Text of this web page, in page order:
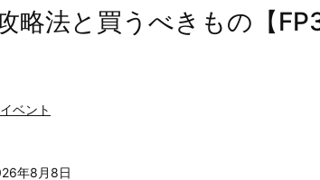
略法と買うべきもの【
ベント
年8月8日